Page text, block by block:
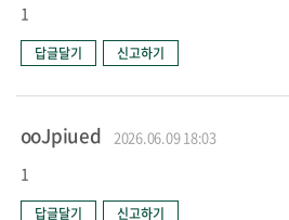
1
답글달기 신고하기
ooJpiued 2026.06.09 18:03
1
답글달기 신고하기